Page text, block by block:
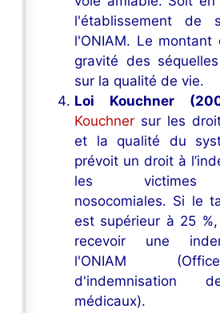
l'établissement de
l'ONIAM. Le
gravité des
sur la qualité de vie.
Loi Kouchner
Kouchner sur les
et la qualité du
prévoit un droit à
les victimes
nosocomiales. Si le
est supérieur à 25
recevoir une
l'ONIAM
d'indemnisation
médicaux).